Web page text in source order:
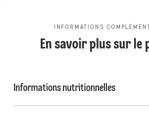
INFORMATIONS
En savoir plus sur le
Informations nutritionnelles